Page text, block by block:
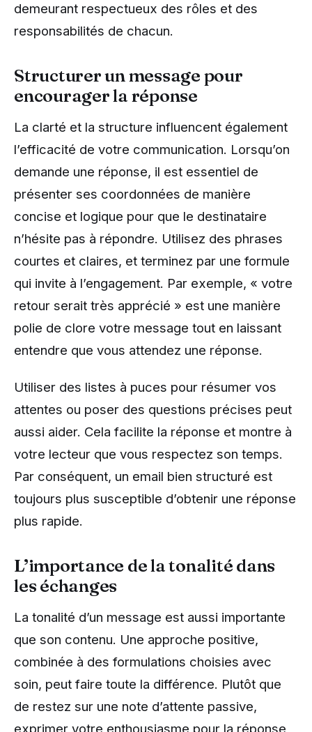
demeurant respectueux des rôles et des
responsabilités de chacun.
Structurer un message pour
encourager la réponse
La clarté et la structure influencent également
l’efficacité de votre communication. Lorsqu’on
demande une réponse, il est essentiel de
présenter ses coordonnées de manière
concise et logique pour que le destinataire
n’hésite pas à répondre. Utilisez des phrases
courtes et claires, et terminez par une formule
qui invite à l’engagement. Par exemple, « votre
retour serait très apprécié » est une manière
polie de clore votre message tout en laissant
entendre que vous attendez une réponse.
Utiliser des listes à puces pour résumer vos
attentes ou poser des questions précises peut
aussi aider. Cela facilite la réponse et montre à
votre lecteur que vous respectez son temps.
Par conséquent, un email bien structuré est
toujours plus susceptible d’obtenir une réponse
plus rapide.
L’importance de la tonalité dans
les échanges
La tonalité d’un message est aussi importante
que son contenu. Une approche positive,
combinée à des formulations choisies avec
soin, peut faire toute la différence. Plutôt que
de restez sur une note d’attente passive,
exprimer votre enthousiasme pour la réponse